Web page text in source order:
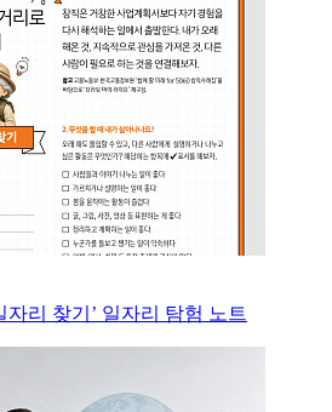
자리 찾기’ 일자리 탐험 노트